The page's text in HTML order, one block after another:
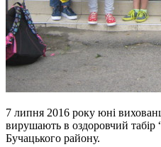
7 липня 2016 року юні
вирушають в оздоровчий табір
Бучацького району.